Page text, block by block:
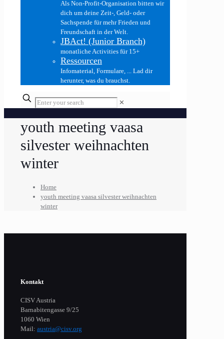
Als Non-Profit-Organisation bitten wir
dich um deine Zeit-, Geld- oder
Sachspende für mehr Frieden und
Freundschaft in der Welt.
JBAct! (Junior Branch)
monatliche Activities für 15+
Ressourcen
Infomaterial, Formulare, ... Lad dir
herunter, was du brauchst.
✕
youth meeting vaasa
silvester weihnachten
winter
Home
youth meeting vaasa silvester weihnachten
winter
Kontakt
CISV Austria
Barnabitengasse 9/25
1060 Wien
Mail: austria@cisv.org